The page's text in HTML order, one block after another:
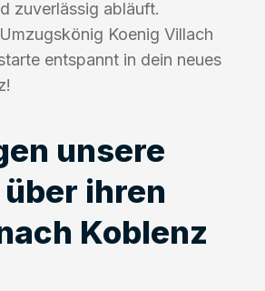
zuverlässig abläuft.
Koenig Villach
entspannt in dein neues
unsere
ihren
Koblenz